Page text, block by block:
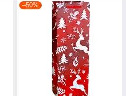
–50%